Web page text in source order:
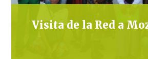
Visita de la Red a